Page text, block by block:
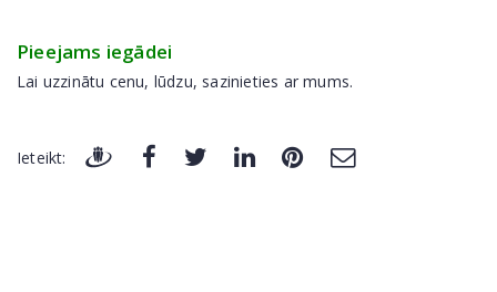
Pieejams iegādei
Lai uzzinātu cenu, lūdzu, sazinieties ar mums.
Ieteikt: